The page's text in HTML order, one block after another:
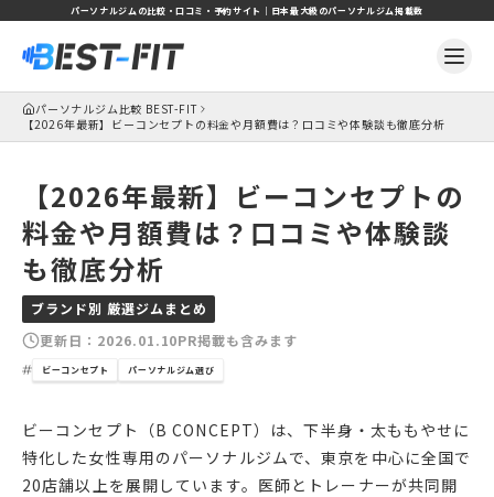
パーソナルジムの比較・口コミ・予約サイト｜日本最大級のパーソナルジム掲載数
パーソナルジム比較 BEST-FIT
【2026年最新】ビーコンセプトの料金や月額費は？口コミや体験談も徹底分析
【2026年最新】ビーコンセプトの
料金や月額費は？口コミや体験談
も徹底分析
ブランド別 厳選ジムまとめ
更新日： 2026.01.10PR掲載も含みます
ビーコンセプト パーソナルジム選び
ビーコンセプト（B CONCEPT）は、下半身・太ももやせに
特化した女性専用のパーソナルジムで、東京を中心に全国で
20店舗以上を展開しています。医師とトレーナーが共同開